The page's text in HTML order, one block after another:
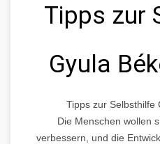
Tipps zur
Gyula
Tipps zur Selbsthilfe
Die Menschen wollen
verbessern, und die